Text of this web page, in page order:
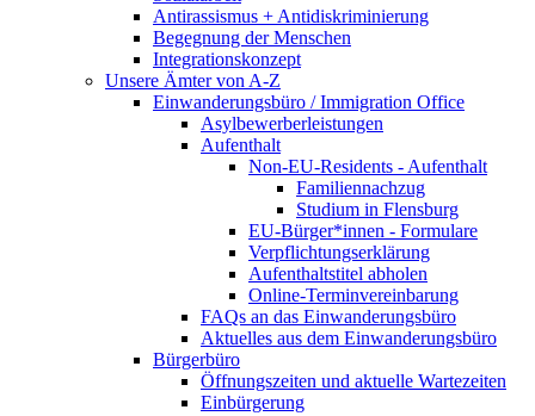
Antirassismus + Antidiskriminierung
Begegnung der Menschen
Integrationskonzept
Unsere Ämter von A-Z
Einwanderungsbüro / Immigration Office
Asylbewerberleistungen
Aufenthalt
Non-EU-Residents - Aufenthalt
Familiennachzug
Studium in Flensburg
EU-Bürger*innen - Formulare
Verpflichtungserklärung
Aufenthaltstitel abholen
Online-Terminvereinbarung
FAQs an das Einwanderungsbüro
Aktuelles aus dem Einwanderungsbüro
Bürgerbüro
Öffnungszeiten und aktuelle Wartezeiten
Einbürgerung